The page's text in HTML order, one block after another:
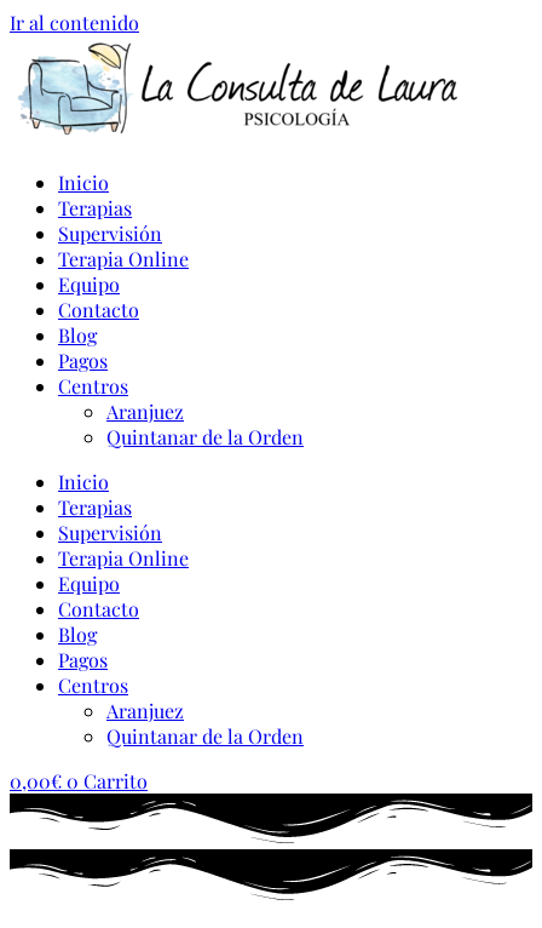
Ir al contenido
Inicio
Terapias
Supervisión
Terapia Online
Equipo
Contacto
Blog
Pagos
Centros
Aranjuez
Quintanar de la Orden
Inicio
Terapias
Supervisión
Terapia Online
Equipo
Contacto
Blog
Pagos
Centros
Aranjuez
Quintanar de la Orden
0,00€0 Carrito